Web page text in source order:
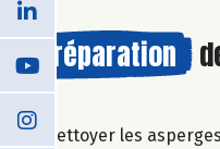
Préparation
Nettoyer les